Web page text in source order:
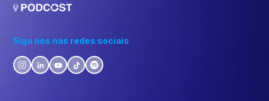
Siga nos nas redes sociais